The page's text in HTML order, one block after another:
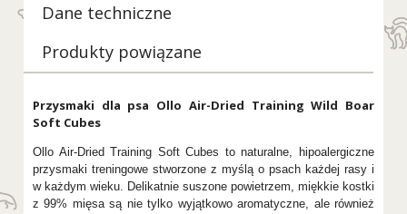
Dane techniczne
Produkty powiązane
Przysmaki dla psa Ollo Air-Dried Training Wild Boar
Soft Cubes
Ollo Air-Dried Training Soft Cubes to naturalne, hipoalergiczne
przysmaki treningowe stworzone z myślą o psach każdej rasy i
w każdym wieku. Delikatnie suszone powietrzem, miękkie kostki
z 99% mięsa są nie tylko wyjątkowo aromatyczne, ale również